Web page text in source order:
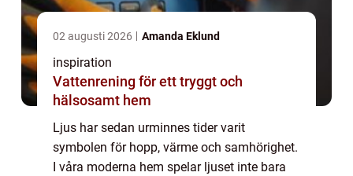
02 augusti 2026 Amanda Eklund
inspiration
Vattenrening för ett tryggt och
hälsosamt hem
Ljus har sedan urminnes tider varit
symbolen för hopp, värme och samhörighet.
I våra moderna hem spelar ljuset inte bara